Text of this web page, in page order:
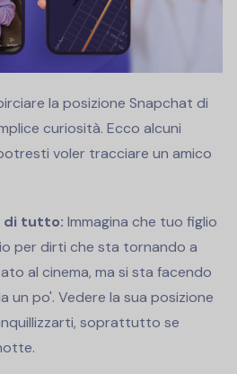
la posizione Snapchat di
curiosità. Ecco alcuni
voler tracciare un amico
di tutto: Immagina che tuo figlio
per dirti che sta tornando a
al cinema, ma si sta facendo
un po'. Vedere la sua posizione
soprattutto se